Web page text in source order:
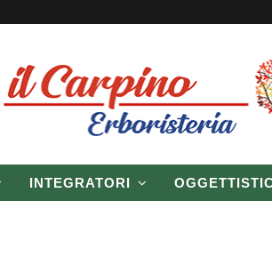
INTEGRATORI